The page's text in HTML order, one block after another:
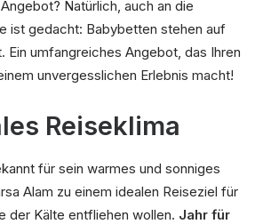
Natürlich, auch an die
ist gedacht: Babybetten stehen auf
Ein umfangreiches Angebot, das Ihren
unvergesslichen Erlebnis macht!
Reiseklima
für sein warmes und sonniges
Alam zu einem idealen Reiseziel für
der Kälte entfliehen wollen. Jahr für